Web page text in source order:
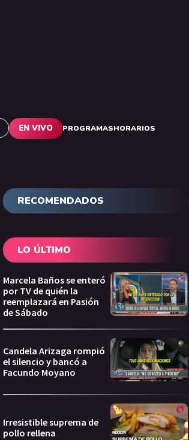
EN VIVO PROGRAMASHORARIOS
RECOMENDADOS
LO ÚLTIMO
Marcela Baños se enteró
por TV de quién la
reemplazará en Pasión
de Sábado
Candela Arizaga rompió
el silencio y bancó a
Facundo Moyano
Irresistible suprema de
pollo rellena